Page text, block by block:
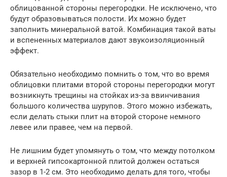
облицованной стороны перегородки. Не исключено, что
будут образовываться полости. Их можно будет
заполнить минеральной ватой. Комбинация такой ваты
и вспененных материалов дают звукоизоляционный
эффект.
Обязательно необходимо помнить о том, что во время
облицовки плитами второй стороны перегородки могут
возникнуть трещины на стойках из-за ввинчивания
большого количества шурупов. Этого можно избежать,
если делать стыки плит на второй стороне немного
левее или правее, чем на первой.
Не лишним будет упомянуть о том, что между потолком
и верхней гипсокартонной плитой должен остаться
зазор в 1-2 см. Это необходимо делать для того, чтобы